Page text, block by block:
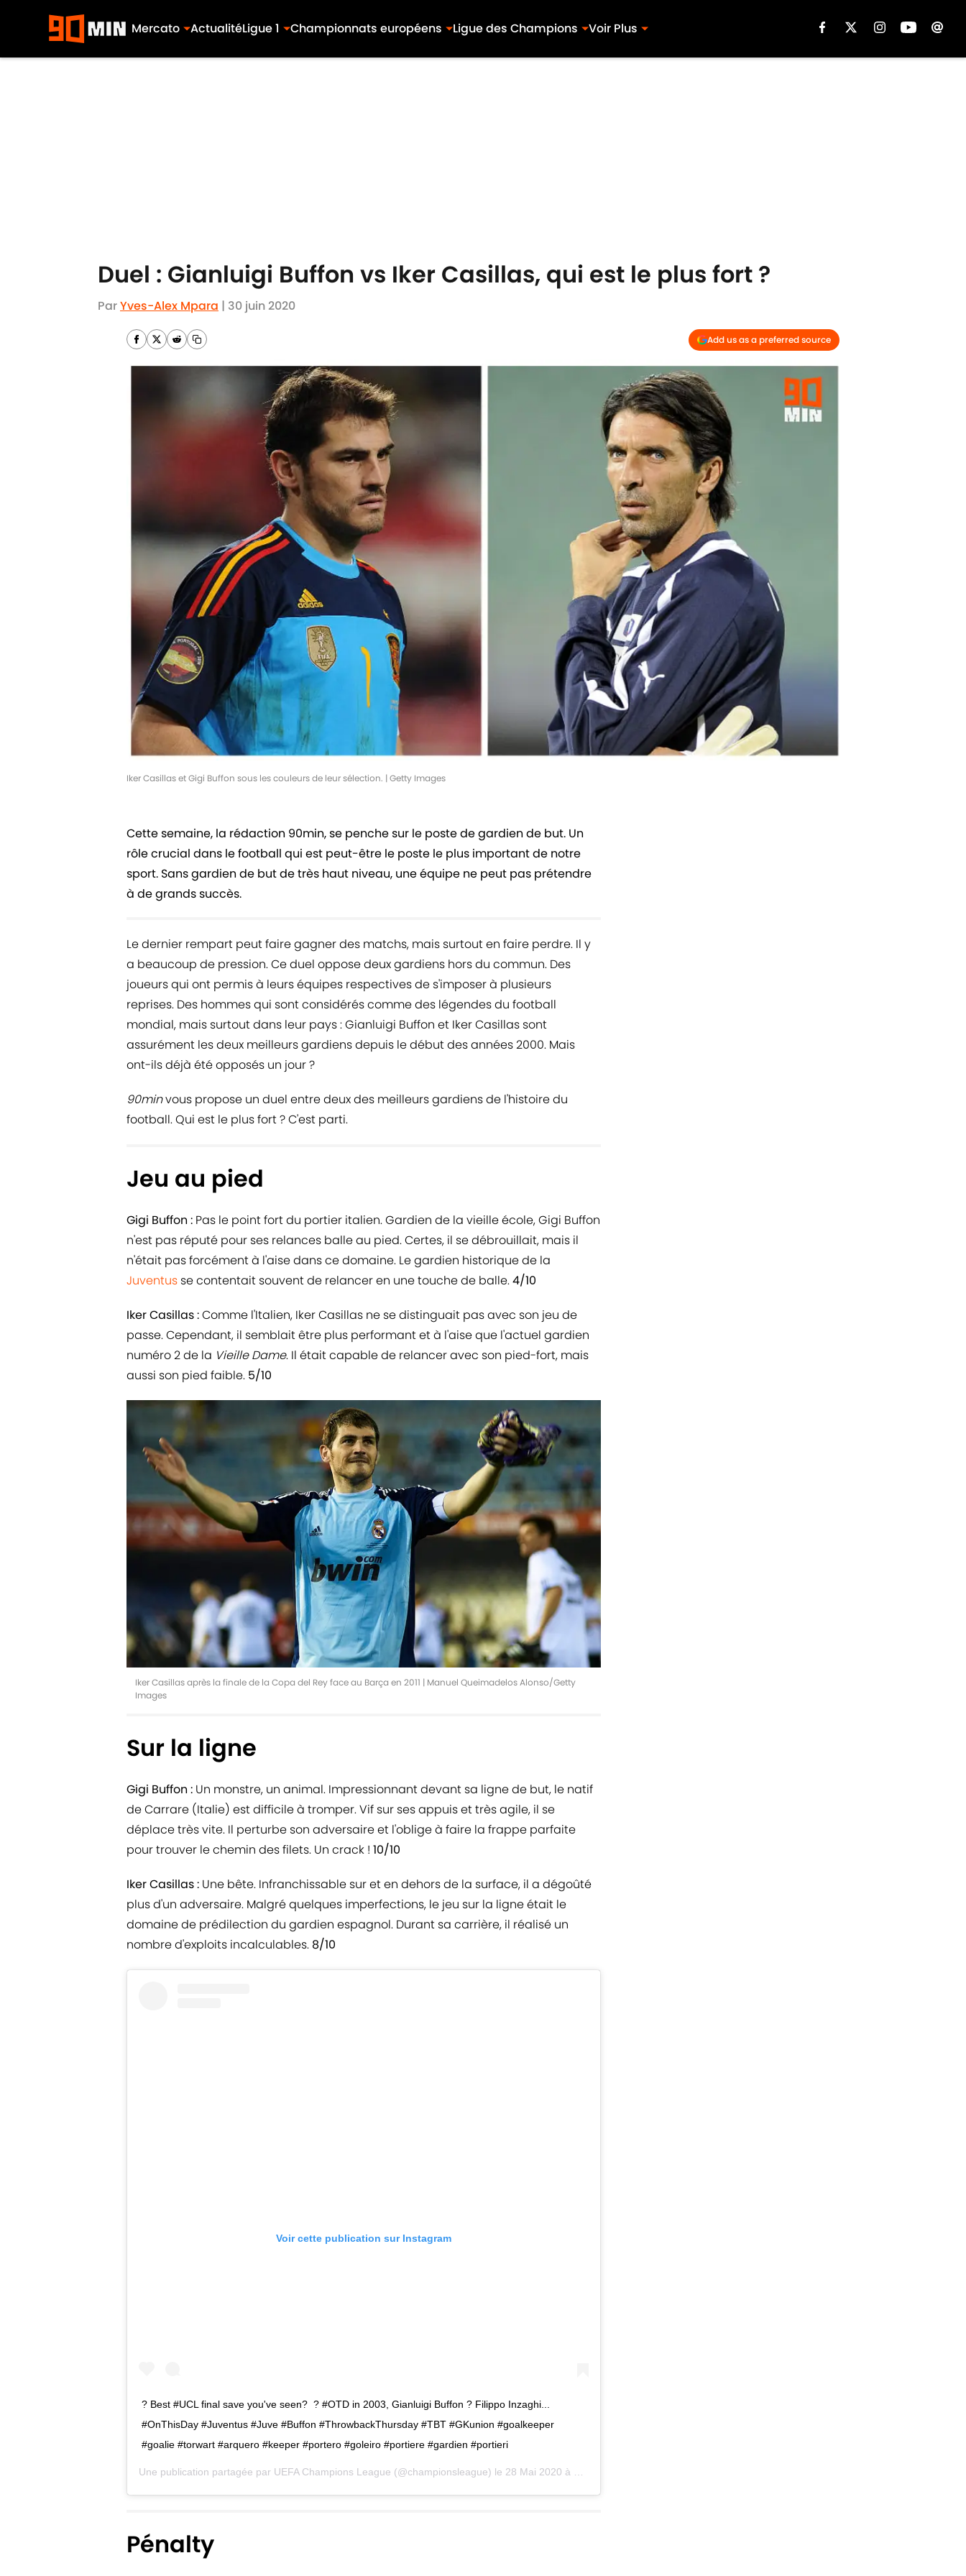
Mercato ActualitéLigue 1 Championnats européens Ligue des Champions Voir Plus
Duel : Gianluigi Buffon vs Iker Casillas, qui est le plus fort ?
ParYves-Alex Mpara | 30 juin 2020
Add us as a preferred source
Iker Casillas et Gigi Buffon sous les couleurs de leur sélection. | Getty Images
Cette semaine, la rédaction 90min, se penche sur le poste de gardien de but. Un
rôle crucial dans le football qui est peut-être le poste le plus important de notre
sport. Sans gardien de but de très haut niveau, une équipe ne peut pas prétendre
à de grands succès.
Le dernier rempart peut faire gagner des matchs, mais surtout en faire perdre. Il y
a beaucoup de pression. Ce duel oppose deux gardiens hors du commun. Des
joueurs qui ont permis à leurs équipes respectives de s'imposer à plusieurs
reprises. Des hommes qui sont considérés comme des légendes du football
mondial, mais surtout dans leur pays : Gianluigi Buffon et Iker Casillas sont
assurément les deux meilleurs gardiens depuis le début des années 2000. Mais
ont-ils déjà été opposés un jour ?
90minvous propose un duel entre deux des meilleurs gardiens de l'histoire du
football. Qui est le plus fort ? C'est parti.
Jeu au pied
Gigi Buffon : Pas le point fort du portier italien. Gardien de la vieille école, Gigi Buffon
n'est pas réputé pour ses relances balle au pied. Certes, il se débrouillait, mais il
n'était pas forcément à l'aise dans ce domaine. Le gardien historique de la
Juventus se contentait souvent de relancer en une touche de balle.4/10
Iker Casillas :Comme l'Italien, Iker Casillas ne se distinguait pas avec son jeu de
passe. Cependant, il semblait être plus performant et à l'aise que l'actuel gardien
numéro 2 de la Vieille Dame. Il était capable de relancer avec son pied-fort, mais
aussi son pied faible. 5/10
Iker Casillas après la finale de la Copa del Rey face au Barça en 2011 | Manuel Queimadelos Alonso/Getty
Images
Sur la ligne
Gigi Buffon : Un monstre, un animal. Impressionnant devant sa ligne de but, le natif
de Carrare (Italie) est difficile à tromper. Vif sur ses appuis et très agile, il se
déplace très vite. Il perturbe son adversaire et l'oblige à faire la frappe parfaite
pour trouver le chemin des filets. Un crack ! 10/10
Iker Casillas : Une bête. Infranchissable sur et en dehors de la surface, il a dégoûté
plus d'un adversaire. Malgré quelques imperfections, le jeu sur la ligne était le
domaine de prédilection du gardien espagnol. Durant sa carrière, il réalisé un
nombre d'exploits incalculables. 8/10
Voir cette publication sur Instagram
? Best #UCL final save you've seen?⁣⁣ ⁣⁣ ? #OTD in 2003, Gianluigi Buffon ? Filippo Inzaghi... ⁣⁣ ⁣⁣
#OnThisDay #Juventus #Juve #Buffon #ThrowbackThursday #TBT #GKunion #goalkeeper
#goalie #torwart #arquero #keeper #portero #goleiro #portiere #gardien #portieri
Une publication partagée par UEFA Champions League (@championsleague) le 28 Mai 2020 à 7 :08 PDT
Pénalty